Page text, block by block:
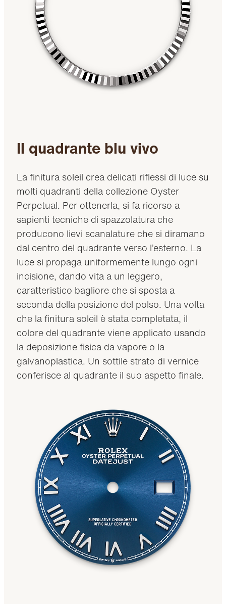
Il quadrante blu vivo
La finitura soleil crea delicati riflessi di luce su
molti quadranti della collezione Oyster
Perpetual. Per ottenerla, si fa ricorso a
sapienti tecniche di spazzolatura che
producono lievi scanalature che si diramano
dal centro del quadrante verso l’esterno. La
luce si propaga uniformemente lungo ogni
incisione, dando vita a un leggero,
caratteristico bagliore che si sposta a
seconda della posizione del polso. Una volta
che la finitura soleil è stata completata, il
colore del quadrante viene applicato usando
la deposizione fisica da vapore o la
galvanoplastica. Un sottile strato di vernice
conferisce al quadrante il suo aspetto finale.